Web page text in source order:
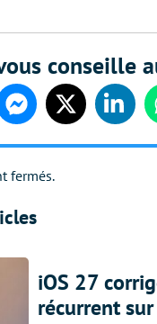
conseille
MessengerTwitter
fermés.
iOS 27
récurrent